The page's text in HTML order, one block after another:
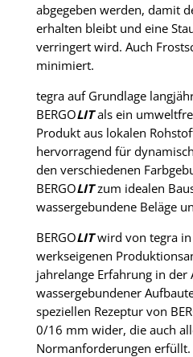
abgegeben werden, damit
erhalten bleibt und eine
verringert wird. Auch
minimiert.
tegra auf Grundlage
BERGOLITals ein
Produkt aus lokalen
hervorragend für
den verschiedenen
BERGOLITzum idealen
wassergebundene Beläge
BERGOLITwird von tegra
werkseigenen
jahrelange Erfahrung in der
wassergebundener
speziellen Rezeptur von
0/16 mm wider, die auch
Normanforderungen